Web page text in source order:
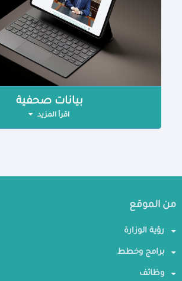
بيانات صحفية
اقرأ المزيد
من الموقع
رؤية الوزارة
برامج وخطط
وظائف